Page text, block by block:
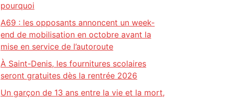
pourquoi
A69 : les opposants annoncent un week-
end de mobilisation en octobre avant la
mise en service de l’autoroute
À Saint-Denis, les fournitures scolaires
seront gratuites dès la rentrée 2026
Un garçon de 13 ans entre la vie et la mort,